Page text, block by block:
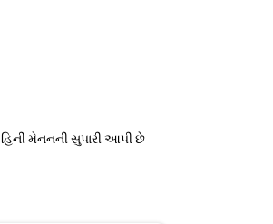
મેનનની સુપારી આપી છે